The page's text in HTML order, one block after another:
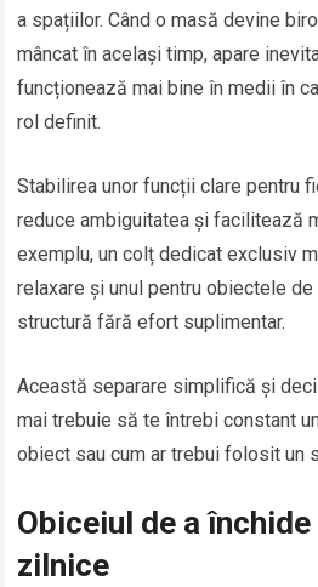
a spațiilor. Când o masă devine
mâncat în același timp, apare
funcționează mai bine în medii în
rol definit.
Stabilirea unor funcții clare pentru
reduce ambiguitatea și facilitează
exemplu, un colț dedicat exclusiv
relaxare și unul pentru obiectele
structură fără efort suplimentar.
Această separare simplifică și
mai trebuie să te întrebi constant
obiect sau cum ar trebui folosit un
Obiceiul de a
zilnice